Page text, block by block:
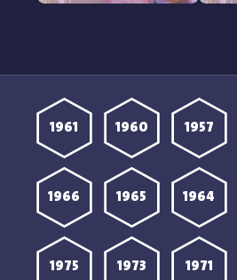
1957
1960
1961
1964
1965
1966
1971
1973
1975